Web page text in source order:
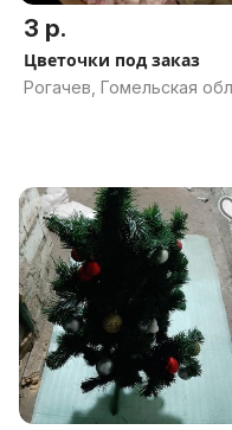
3 р.
Цветочки под заказ
Рогачев, Гомельская